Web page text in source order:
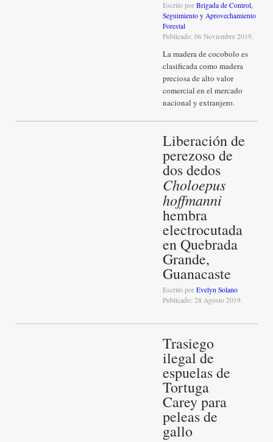
Escrito por Brigada de Control,
Seguimiento y Aprovechamiento
Forestal
Publicado: 06 Noviembre 2019.
La madera de cocobolo es
clasificada como madera
preciosa de alto valor
comercial en el mercado
nacional y extranjero.
Liberación de
perezoso de
dos dedos
Choloepus
hoffmanni
hembra
electrocutada
en Quebrada
Grande,
Guanacaste
Escrito por Evelyn Solano
Publicado: 28 Agosto 2019.
Trasiego
ilegal de
espuelas de
Tortuga
Carey para
peleas de
gallo